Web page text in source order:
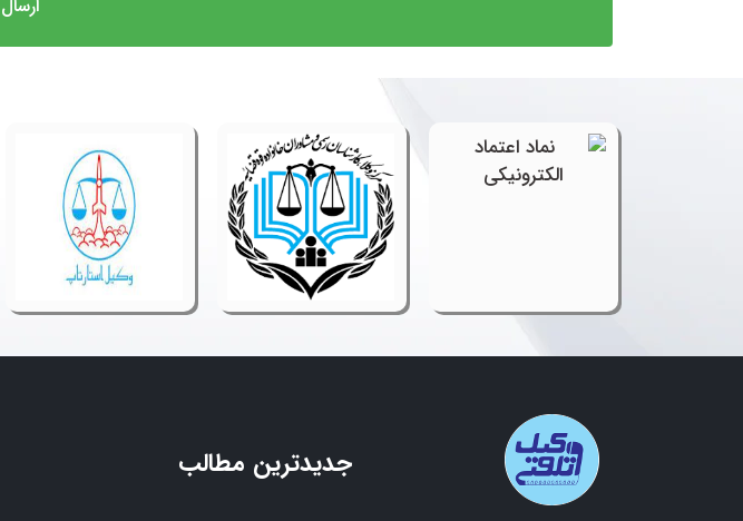
جدیدترین مطالب